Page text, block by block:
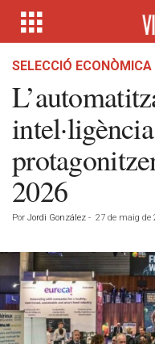
SELECCIÓ ECONÒMICA
2026
Por Jordi González - 27 de maig de